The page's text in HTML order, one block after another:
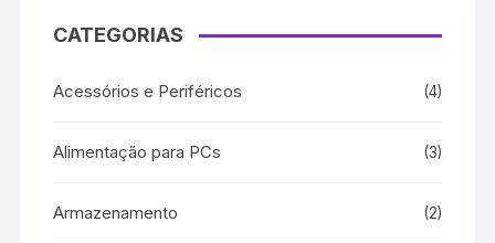
CATEGORIAS
Acessórios e Periféricos (4)
Alimentação para PCs (3)
Armazenamento (2)